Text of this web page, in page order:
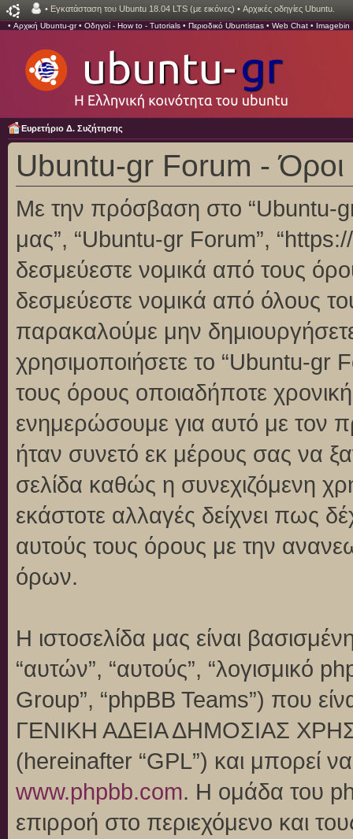
• Εγκατάσταση του Ubuntu 18.04 LTS (με εικόνες) • Αρχικές οδηγίες Ubuntu.
• Αρχική Ubuntu-gr• Οδηγοί - How to - Tutorials • Περιοδικό Ubuntistas • Web Chat • Imagebin
Ευρετήριο Δ. Συζήτησης
Ubuntu-gr Forum -
Με την πρόσβαση στο “Ubuntu-gr
μας”, “Ubuntu-gr Forum”,
δεσμεύεστε νομικά από τους
δεσμεύεστε νομικά από όλους
παρακαλούμε μην
χρησιμοποιήσετε το “Ubuntu-gr
τους όρους οποιαδήποτε
ενημερώσουμε για αυτό με τον
ήταν συνετό εκ μέρους σας να
σελίδα καθώς η συνεχιζόμενη
εκάστοτε αλλαγές δείχνει πως
αυτούς τους όρους με την
όρων.
Η ιστοσελίδα μας είναι
“αυτών”, “αυτούς”, “λογισμικό
Group”, “phpBB Teams”) που
ΓΕΝΙΚΗ ΑΔΕΙΑ ΔΗΜΟΣΙΑΣ
(hereinafter “GPL”) και μπορεί
www.phpbb.com. Η ομάδα του
επιρροή στο περιεχόμενο και